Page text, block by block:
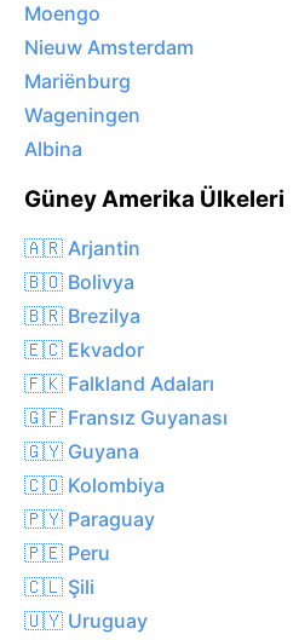
Moengo
Nieuw Amsterdam
Mariënburg
Wageningen
Albina
Güney Amerika Ülkeleri
🇦🇷 Arjantin
🇧🇴 Bolivya
🇧🇷 Brezilya
🇪🇨 Ekvador
🇫🇰 Falkland Adaları
🇬🇫 Fransız Guyanası
🇬🇾 Guyana
🇨🇴 Kolombiya
🇵🇾 Paraguay
🇵🇪 Peru
🇨🇱 Şili
🇺🇾 Uruguay